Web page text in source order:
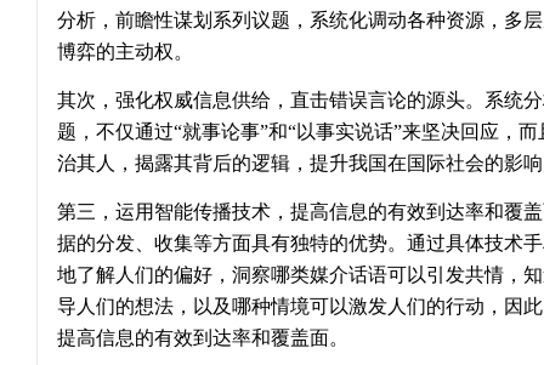
分析，前瞻性谋划系列议题，系统化调动各种资源，多
博弈的主动权。
其次，强化权威信息供给，直击错误言论的源头。系统
题，不仅通过“就事论事”和“以事实说话”来坚决回应，
治其人，揭露其背后的逻辑，提升我国在国际社会的影
第三，运用智能传播技术，提高信息的有效到达率和覆
据的分发、收集等方面具有独特的优势。通过具体技术
地了解人们的偏好，洞察哪类媒介话语可以引发共情，
导人们的想法，以及哪种情境可以激发人们的行动，因
提高信息的有效到达率和覆盖面。